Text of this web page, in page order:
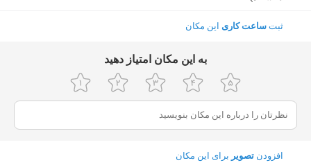
ثبت ساعت کاری این مکان
ﺑﻪ اﯾﻦ ﻣﮑﺎن اﻣﺘﯿﺎز دﻫﯿﺪ
افزودن تصویر برای این مکان